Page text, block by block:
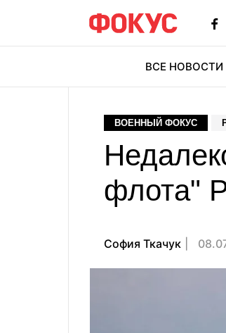
ВСЕ НОВОСТИ
ВОЕННЫЙ ФОКУС
флота"
София Ткачук